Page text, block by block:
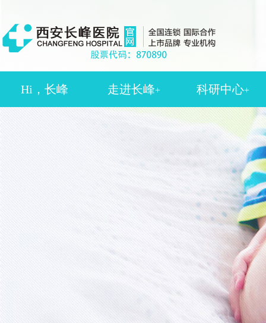
Hi，长峰 走进长峰+
服务理念
科研中心+
学术委员会
论文文献
科研技术